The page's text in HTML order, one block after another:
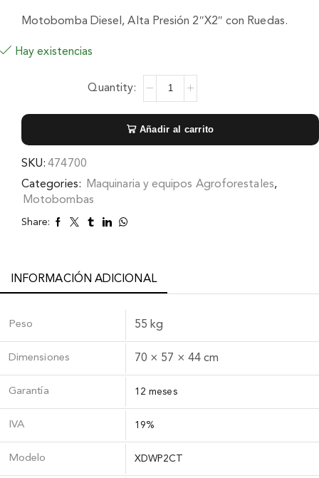
Motobomba Diesel, Alta Presión 2″X2″ con Ruedas.
Hay existencias
Añadir al carrito
SKU: 474700
Categories:
Maquinaria y equipos Agroforestales,
Motobombas
Share:
INFORMACIÓN ADICIONAL
Peso 55 kg
Dimensiones 70 × 57 × 44 cm
Garantía 12 meses
IVA 19%
Modelo XDWP2CT